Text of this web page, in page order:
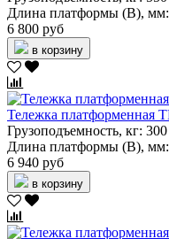
Длина платформы (В), мм:
6 800 руб
в корзину
Тележка платформенная
Грузоподъемность, кг: 300
Длина платформы (В), мм:
6 940 руб
в корзину